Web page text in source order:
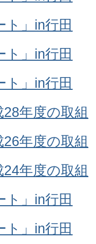
ト」in行田
ト」in行田
ト」in行田
年度の取組
年度の取組
年度の取組
ト」in行田
ト」in行田